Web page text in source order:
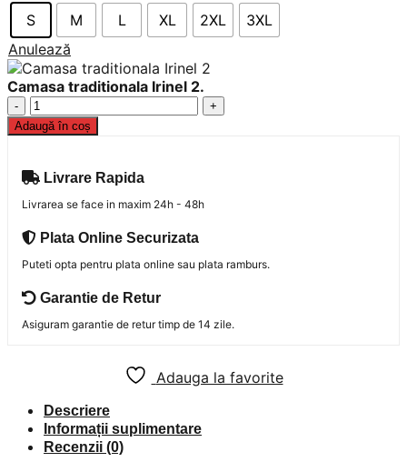
S
M L XL 2XL
3XL
Anulează
Camasa traditionala Irinel 2.
Cantitate
Camasa
traditionala
2.
Adaugă în coș
Livrare Rapida
Livrarea se face in maxim 24h - 48h
Plata Online Securizata
Puteti opta pentru plata online sau plata ramburs.
Garantie de Retur
Asiguram garantie de retur timp de 14 zile.
Adauga la favorite
Descriere
Informații suplimentare
Recenzii (0)